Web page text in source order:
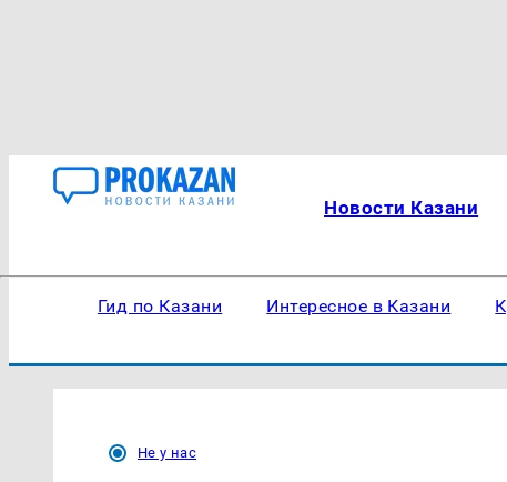
Новости Казани
Гид по Казани Интересное в Казани
Не у нас